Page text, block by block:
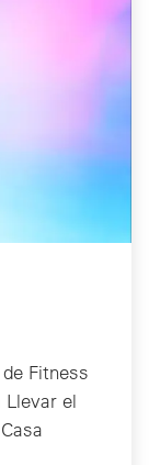
Fitness
Llevar el